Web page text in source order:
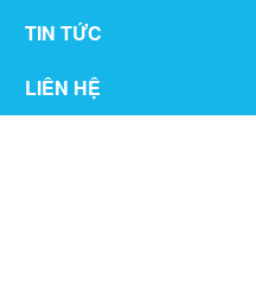
TIN TỨC
LIÊN HỆ